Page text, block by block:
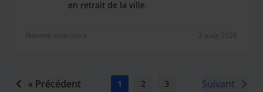
en retrait de la ville.
Navette extérieure 2 août 2026
« Précédent 1 2 3 5
Suivant